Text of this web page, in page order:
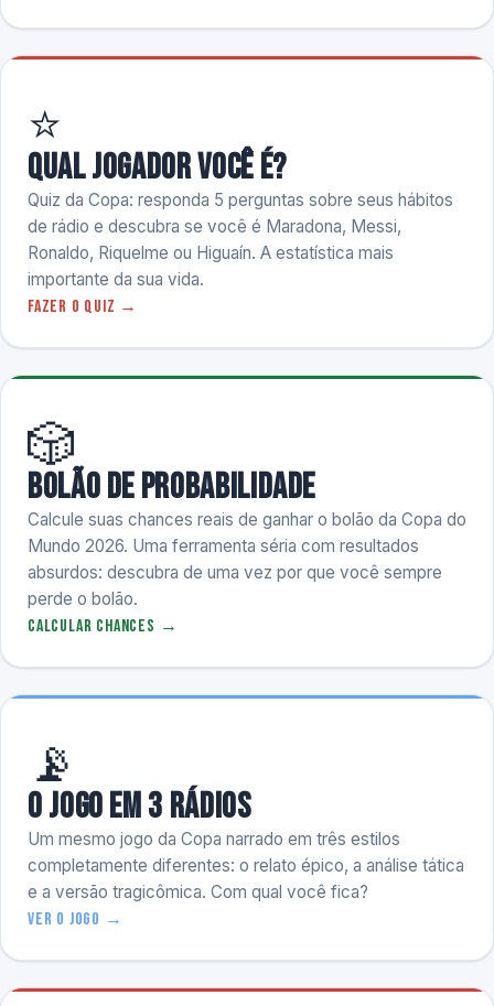
⭐
Qual jogador você é?
Quiz da Copa: responda 5 perguntas sobre seus hábitos
de rádio e descubra se você é Maradona, Messi,
Ronaldo, Riquelme ou Higuaín. A estatística mais
importante da sua vida.
Fazer o quiz →
🎲
Bolão de Probabilidade
Calcule suas chances reais de ganhar o bolão da Copa do
Mundo 2026. Uma ferramenta séria com resultados
absurdos: descubra de uma vez por que você sempre
perde o bolão.
Calcular chances →
📡
O Jogo em 3 Rádios
Um mesmo jogo da Copa narrado em três estilos
completamente diferentes: o relato épico, a análise tática
e a versão tragicômica. Com qual você fica?
Ver o jogo →